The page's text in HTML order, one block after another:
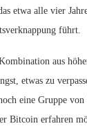
etwa alle vier
führt.
aus
etwas zu
eine Gruppe
Bitcoin erfahren